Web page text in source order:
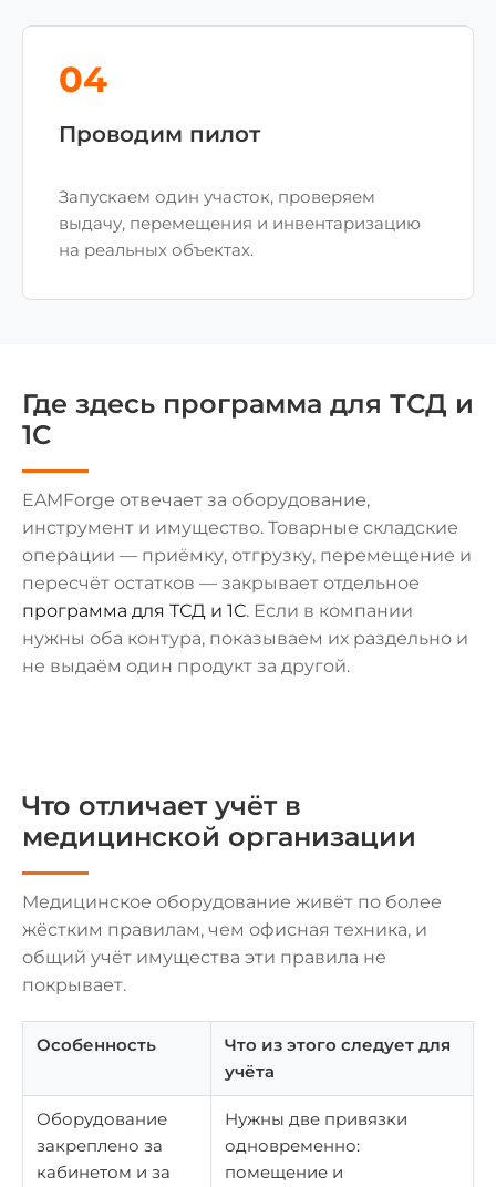
04
Проводим пилот
Запускаем один участок, проверяем
выдачу, перемещения и инвентаризацию
на реальных объектах.
Где здесь программа для ТСД и
1С
EAMForge отвечает за оборудование,
инструмент и имущество. Товарные складские
операции — приёмку, отгрузку, перемещение и
пересчёт остатков — закрывает отдельное
программа для ТСД и 1С. Если в компании
нужны оба контура, показываем их раздельно и
не выдаём один продукт за другой.
Что отличает учёт в
медицинской организации
Медицинское оборудование живёт по более
жёстким правилам, чем офисная техника, и
общий учёт имущества эти правила не
покрывает.
Особенность
Что из этого следует для
учёта
Оборудование
закреплено за
кабинетом и за
Нужны две привязки
одновременно:
помещение и